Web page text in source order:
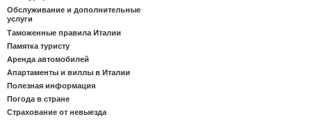
Обслуживание и дополнительные
услуги
Таможенные правила Италии
Памятка туристу
Аренда автомобилей
Апартаменты и виллы в Италии
Полезная информация
Погода в стране
Страхование от невыезда